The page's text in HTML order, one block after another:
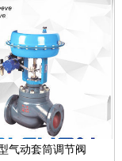
专用调节阀，该阀可
青铜调节阀、电动青
气动套筒调节阀